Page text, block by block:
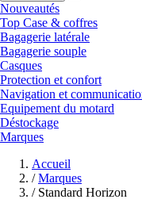
Nouveautés
Top Case & coffres
Bagagerie latérale
Bagagerie souple
Casques
Protection et confort
Navigation et
Equipement du motard
Déstockage
Marques
Accueil
/ Marques
/ Standard Horizon